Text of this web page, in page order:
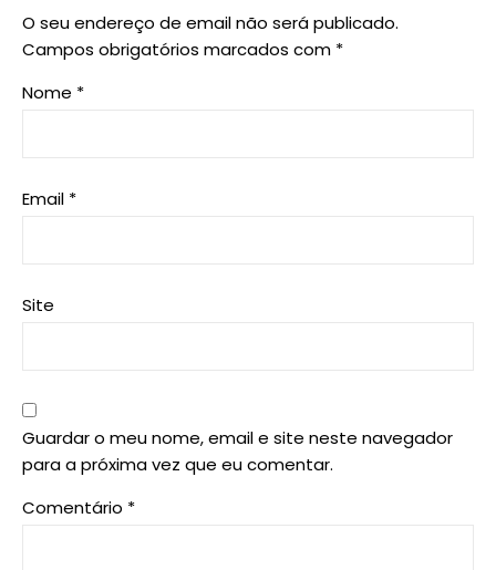
O seu endereço de email não será publicado.
Campos obrigatórios marcados com *
Nome *
Email *
Site
Guardar o meu nome, email e site neste navegador
para a próxima vez que eu comentar.
Comentário *